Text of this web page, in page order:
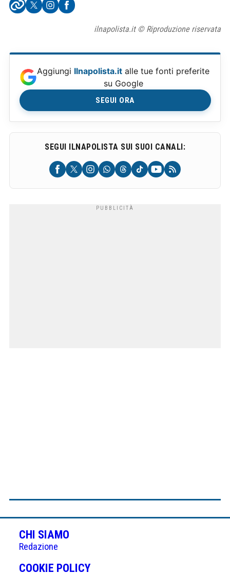
ilnapolista.it © Riproduzione riservata
Aggiungi Ilnapolista.it alle tue fonti preferite
su Google
SEGUI ORA
SEGUI ILNAPOLISTA SUI SUOI CANALI:
CHI SIAMO
Redazione
COOKIE POLICY(APRE